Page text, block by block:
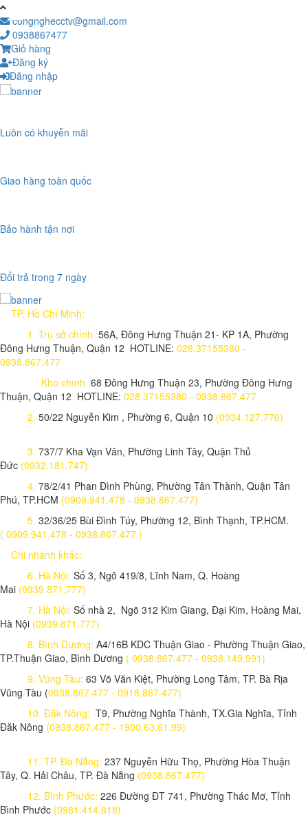
congnghecctv@gmail.com
0938867477
Giỏ hàng
Đăng ký
Đăng nhập
Luôn có khuyễn mãi
Giao hàng toàn quốc
Bảo hành tận nơi
Đổi trả trong 7 ngày
TP. Hồ Chí Minh:
1. Trụ sở chính :56A, Đông Hưng Thuận 21- KP 1A, Phường
Đông Hưng Thuận, Quận 12 HOTLINE: 028.37155380 -
0938.867.477
Kho chính :68 Đông Hưng Thuận 23, Phường Đông Hưng
Thuận, Quận 12 HOTLINE: 028.37155380 - 0938.867.477
2. 50/22 Nguyễn Kim , Phường 6, Quận 10 (0934.127.776)
3. 737/7 Kha Vạn Vân, Phường Linh Tây, Quận Thủ
Đức (0932.181.747)
4. 78/2/41 Phan Đình Phùng, Phường Tân Thành, Quận Tân
Phú, TP.HCM (0909.941.478 - 0938.867.477)
5. 32/36/25 Bùi Đình Túy, Phường 12, Bình Thạnh, TP.HCM.
( 0909.941.478 - 0938.867.477 )
Chi nhánh khác:
6. Hà Nội: Số 3, Ngõ 419/8, Lĩnh Nam, Q. Hoàng
Mai (0939.871.777)
7. Hà Nội: Số nhà 2, Ngõ 312 Kim Giang, Đại Kim, Hoàng Mai,
Hà Nội (0939.871.777)
8. Bình Dương: A4/16B KDC Thuận Giao - Phường Thuận Giao,
TP.Thuận Giao, Bình Dương ( 0938.867.477 - 0938.149.991)
9. Vũng Tàu: 63 Võ Văn Kiệt, Phường Long Tâm, TP. Bà Rịa
Vũng Tàu (0938.867.477 - 0918.867.477)
10. Đăk Nông: T9, Phường Nghĩa Thành, TX.Gia Nghĩa, Tỉnh
Đăk Nông (0938.867.477 - 1900.63.61.99)
11. TP. Đà Nẵng: 237 Nguyễn Hữu Thọ, Phường Hòa Thuận
Tây, Q. Hải Châu, TP. Đà Nẵng (0938.867.477)
12. Bình Phước: 226 Đường ĐT 741, Phường Thác Mơ, Tỉnh
Bình Phước (0981.414.818)